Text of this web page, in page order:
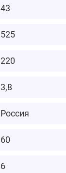
43
525
220
3,8
Россия
60
6